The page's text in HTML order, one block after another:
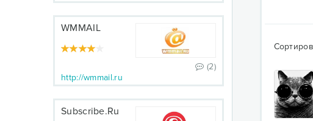
WMMAIL
(2)
http://wmmail.ru
Subscribe.Ru